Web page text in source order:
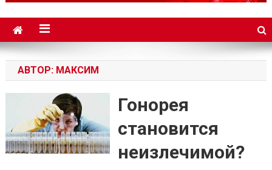
Веб-журналист. Websmi.
Факультет журналистики
БГУ
АВТОР: МАКСИМ
Гонорея
становится
неизлечимой?